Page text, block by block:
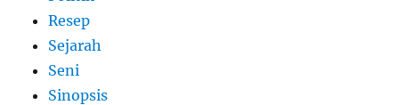
Resep
Sejarah
Seni
Sinopsis